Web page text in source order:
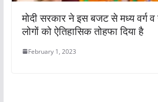
मोदी सरकार ने इस बजट से मध्य वर्ग व
लोगों को ऐतिहासिक तोहफा दिया है
February 1, 2023